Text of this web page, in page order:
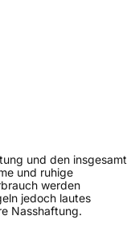
und den insgesamt
und ruhige
werden
jedoch lautes
Nasshaftung.